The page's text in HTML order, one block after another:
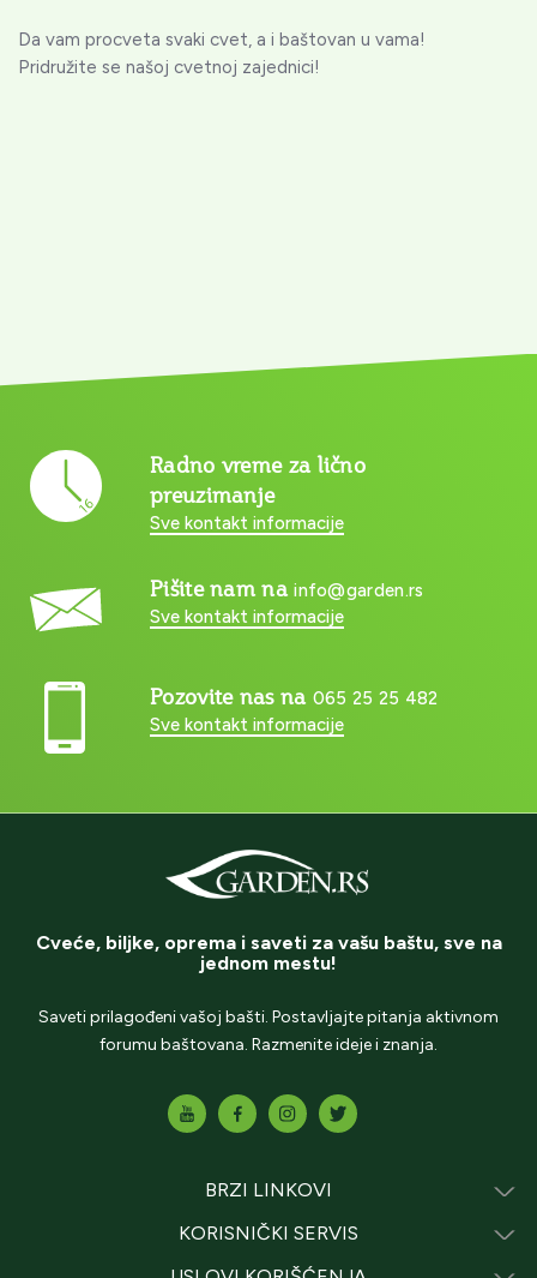
Da vam procveta svaki cvet, a i baštovan u vama!
Pridružite se našoj cvetnoj zajednici!
Radno vreme za lično
preuzimanje
Sve kontakt informacije
Pišite nam nainfo@garden.rs
Sve kontakt informacije
Pozovite nas na 065 25 25 482
Sve kontakt informacije
Cveće, biljke, oprema i saveti za vašu baštu, sve na
jednom mestu!
Saveti prilagođeni vašoj bašti. Postavljajte pitanja aktivnom
forumu baštovana. Razmenite ideje i znanja.
BRZI LINKOVI
KORISNIČKI SERVIS